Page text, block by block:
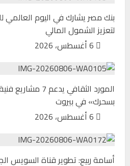
بنك مصر يشارك في اليوم العالمي
لتعزيز الشمول المالي
المورد الثقافي
بسحرك» في بيروت